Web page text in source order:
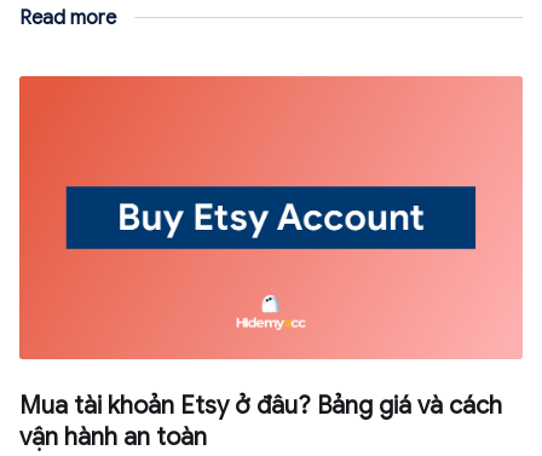
Read more
Mua tài khoản Etsy ở đâu? Bảng giá và cách
vận hành an toàn